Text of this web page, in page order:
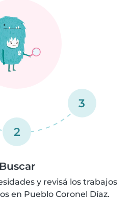
2
3
Buscar
y revisá los trabajos
en Pueblo Coronel Díaz.